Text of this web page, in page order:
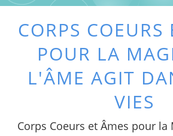
CORPS COEURS
POUR LA
L'ÂME AGIT
VIES
Corps Coeurs et Âmes pour la